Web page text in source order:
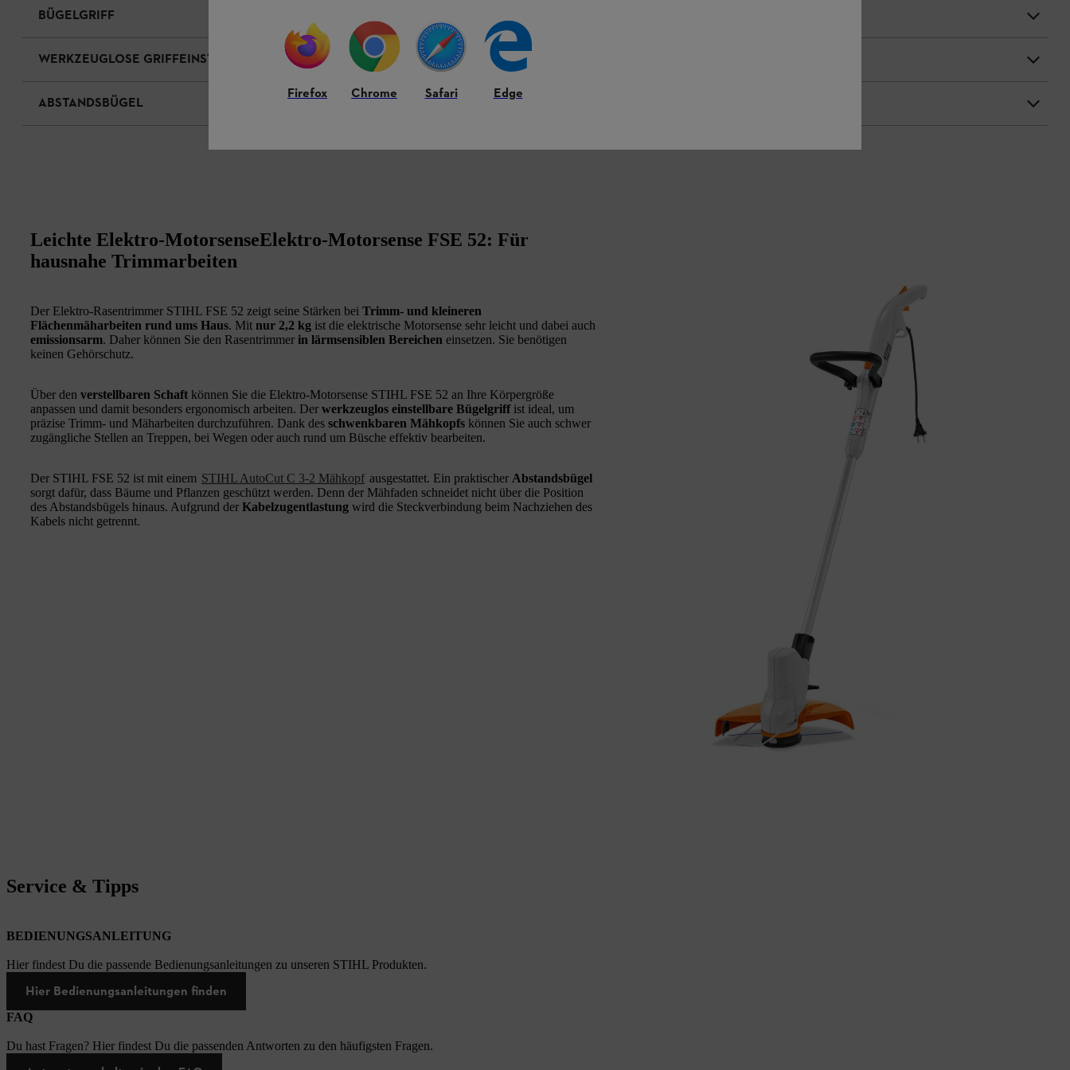
BÜGELGRIFF
WERKZEUGLOSE GRIFFEINSTELLUNG
ABSTANDSBÜGEL
Leichte Elektro-MotorsenseElektro-Motorsense FSE 52: Für
hausnahe Trimmarbeiten
Der Elektro-Rasentrimmer STIHL FSE 52 zeigt seine Stärken bei Trimm- und kleineren
Flächenmäharbeiten rund ums Haus. Mit nur 2,2 kg ist die elektrische Motorsense sehr leicht und dabei auch
emissionsarm. Daher können Sie den Rasentrimmer in lärmsensiblen Bereichen einsetzen. Sie benötigen
keinen Gehörschutz.
Über den verstellbaren Schaft können Sie die Elektro-Motorsense STIHL FSE 52 an Ihre Körpergröße
anpassen und damit besonders ergonomisch arbeiten. Der werkzeuglos einstellbare Bügelgriffist ideal, um
präzise Trimm- und Mäharbeiten durchzuführen. Dank des schwenkbaren Mähkopfs können Sie auch schwer
zugängliche Stellen an Treppen, bei Wegen oder auch rund um Büsche effektiv bearbeiten.
Der STIHL FSE 52 ist mit einem STIHL AutoCut C 3-2 Mähkopf ausgestattet. Ein praktischer Abstandsbügel
sorgt dafür, dass Bäume und Pflanzen geschützt werden. Denn der Mähfaden schneidet nicht über die Position
des Abstandsbügels hinaus. Aufgrund der Kabelzugentlastung wird die Steckverbindung beim Nachziehen des
Kabels nicht getrennt.
Service & Tipps
BEDIENUNGSANLEITUNG
Hier findest Du die passende Bedienungsanleitungen zu unseren STIHL Produkten.
Hier Bedienungsanleitungen finden
FAQ
Du hast Fragen? Hier findest Du die passenden Antworten zu den häufigsten Fragen.
Firefox Chrome Safari Edge